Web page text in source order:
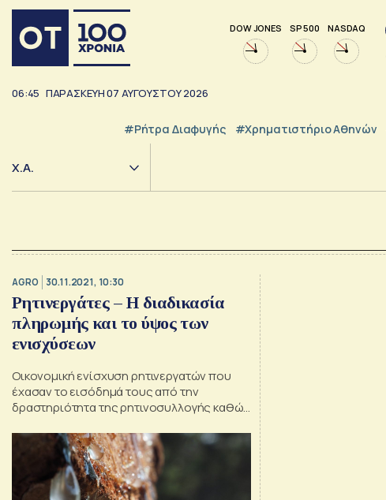
DOW JONES SP 500 NASDAQ
06:45 ΠΑΡΑΣΚΕΥΗ07 ΑΥΓΟΥΣΤΟΥ2026
#ρήτρα Διαφυγής #Χρηματιστήριο Αθηνών
Χ.Α.
AGRO 30.11.2021, 10:30
Ρητινεργάτες – Η διαδικασία
πληρωμής και το ύψος των
ενισχύσεων
Οικονομική ενίσχυση ρητινεργατών που
έχασαν το εισόδημά τους από την
δραστηριότητα της ρητινοσυλλογής καθώς
επόμενα χρόνια.